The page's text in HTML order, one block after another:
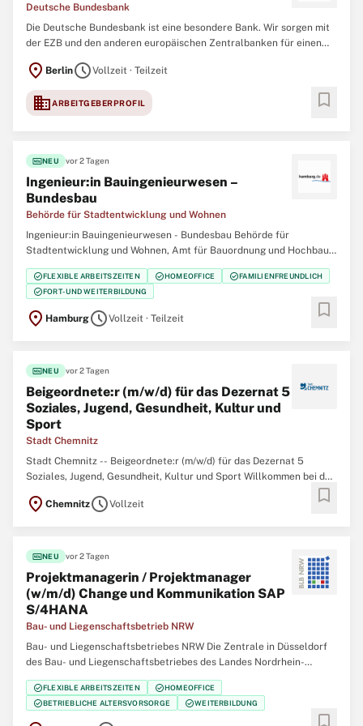
Deutsche Bundesbank
Die Deutsche Bundesbank ist eine besondere Bank. Wir sorgen mit
der EZB und den anderen europäischen Zentralbanken für einen
brauchen wir eine große Vielfalt von Spezialistinnen und
Spezialisten in handwerklichen Arbeitsbereichen,
location_on BerlinscheduleVollzeit · Teilzeit
domainARBEITGEBERPROFIL bookmark
fiber_newNEU vor 2 Tagen
Ingenieur:in Bauingenieurwesen –
Bundesbau
Behörde für Stadtentwicklung und Wohnen
Ingenieur:in Bauingenieurwesen - Bundesbau Behörde für
Stadtentwicklung und Wohnen, Amt für Bauordnung und Hochbau,
Bundesbauabteilung Job-ID: J000043251 Startdatum:
schnellstmöglich Art der Anstellung: Vollzeit/Teilzeit (unbefristet)
Bezahlung: EGr. 12 TV-L BesGr. A12 HmbBesG Bewerbungsfrist:
check_circleFLEXIBLE ARBEITSZEITEN check_circleHOMEOFFICE check_circleFAMILIENFREUNDLICH
check_circleFORT- UND WEITERBILDUNG
location_on HamburgscheduleVollzeit · Teilzeit bookmark
fiber_newNEU vor 2 Tagen
Beigeordnete:r (m/w/d) für das Dezernat 5
Soziales, Jugend, Gesundheit, Kultur und
Sport
Stadt Chemnitz
Stadt Chemnitz -- Beigeordnete:r (m/w/d) für das Dezernat 5
Soziales, Jugend, Gesundheit, Kultur und Sport Willkommen bei der
wollen. Wir engagieren uns in vielfältigen Themenfeldern.
location_on ChemnitzscheduleVollzeit bookmark
fiber_newNEU vor 2 Tagen
Projektmanagerin / Projektmanager
(w/m/d) Change und Kommunikation SAP
S/4HANA
Bau- und Liegenschaftsbetrieb NRW
Bau- und Liegenschaftsbetriebes NRW Die Zentrale in Düsseldorf
des Bau- und Liegenschaftsbetriebes des Landes Nordrhein-
Westfalen (BLB NRW) sucht zum nächstmöglichen Zeitpunkt
eine/einen Projektmanagerin / Projektmanager (w/m/d) Change und
Kommunikation SAP S/4HANA Der Bau- und Liegenschaftsbetrieb
check_circleFLEXIBLE ARBEITSZEITEN check_circleHOMEOFFICE
check_circleBETRIEBLICHE ALTERSVORSORGE check_circleWEITERBILDUNG
bookmark